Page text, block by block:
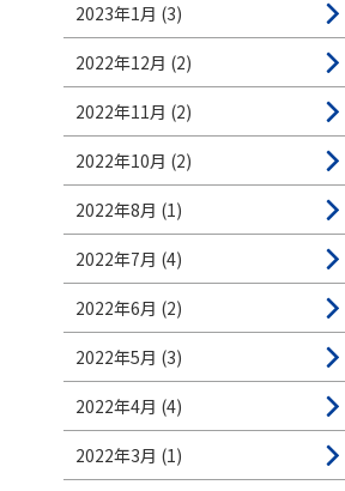
2023年1月 (3)
2022年12月 (2)
2022年11月 (2)
2022年10月 (2)
2022年8月 (1)
2022年7月 (4)
2022年6月 (2)
2022年5月 (3)
2022年4月 (4)
2022年3月 (1)